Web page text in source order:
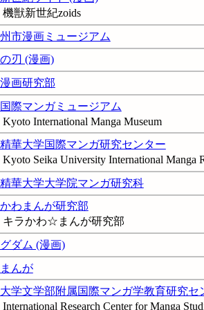
獣新世紀zoids
市漫画ミュージアム
刃 (漫画)
画研究部
際マンガミュージアム
International Manga Museum
華大学国際マンガ研究センター
Seika University International Manga
華大学大学院マンガ研究科
わまんが研究部
ラかわ☆まんが研究部
ダム (漫画)
んが
学文学部附属国際マンガ学教育研究セ
Research Center for Manga